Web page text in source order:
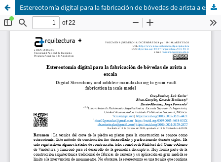
Estereotomía digital para la fabricación de bóvedas de arista a escala